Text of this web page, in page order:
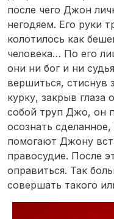
после чего Джон
негодяем. Его руки
колотилось как
человека… По его
они ни бог и ни
вершиться, стиснув
курку, закрыв глаза
собой труп Джо, он
осознать
помогают Джону
правосудие. После
оправиться. Так
совершать такого